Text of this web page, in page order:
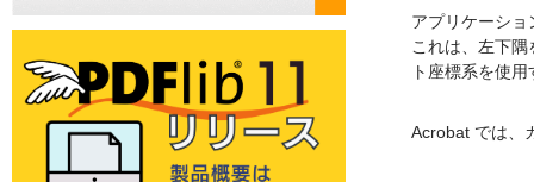
アプリケーシ
これは、左下
ト座標系を使
Acrobat では、